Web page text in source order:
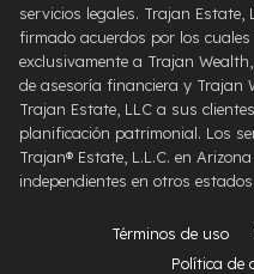
servicios legales. Trajan Estate,
firmado acuerdos por los
exclusivamente a Trajan
de asesoría financiera y Trajan
Trajan Estate, LLC a sus
planificación patrimonial. Los
Trajan® Estate, L.L.C. en
independientes en otros estados.
Términos de uso
Política de